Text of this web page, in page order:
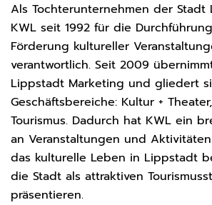
Als Tochterunternehmen der
KWL seit 1992 für die
Förderung kultureller
verantwortlich. Seit 2009
Lippstadt Marketing und gliedert
Geschäftsbereiche: Kultur +
Tourismus. Dadurch hat KWL ein
an Veranstaltungen und
das kulturelle Leben in Lippstadt
die Stadt als attraktiven
präsentieren.